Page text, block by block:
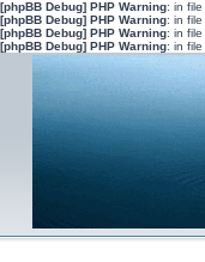
[phpBB Debug] PHP Warning: in file
[phpBB Debug] PHP Warning: in file
[phpBB Debug] PHP Warning: in file
[phpBB Debug] PHP Warning: in file